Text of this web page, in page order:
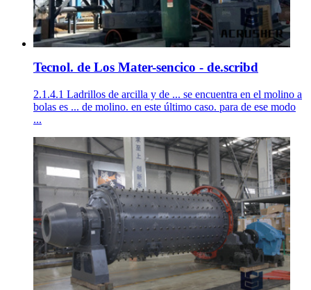
Tecnol. de Los Mater-sencico - de.scribd
2.1.4.1 Ladrillos de arcilla y de ... se encuentra en el molino a
bolas es ... de molino. en este último caso. para de ese modo
...